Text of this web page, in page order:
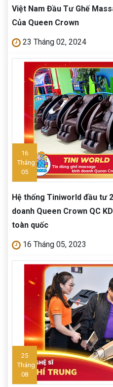
Việt Nam Đầu Tư Ghế
Của Queen Crown
23 Tháng 02, 2024
16
Tháng
05
Hệ thống Tiniworld đầu tư
doanh Queen Crown QC
toàn quốc
16 Tháng 05, 2023
25
Tháng
08